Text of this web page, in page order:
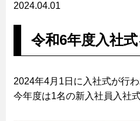
2024.04.01
令和6年度入社
2024年4月1日に入社式が行わ
今年度は1名の新入社員入社